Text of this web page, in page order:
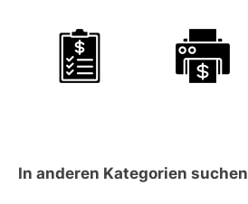
In anderen Kategorien suchen